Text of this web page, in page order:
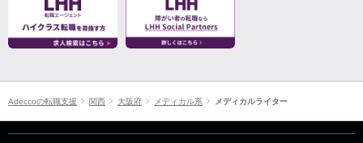
Adeccoの転職支援 関西 大阪府 メディカル系 メディカルライター